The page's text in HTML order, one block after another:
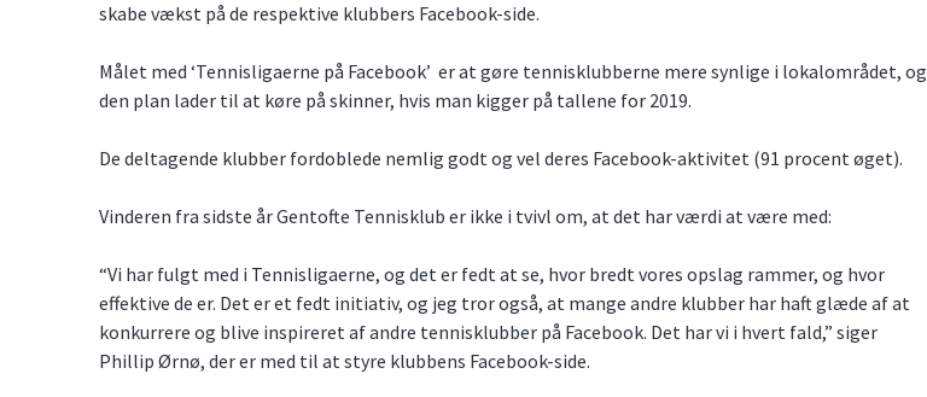
skabe vækst på de respektive klubbers Facebook-side.
Målet med ‘Tennisligaerne på Facebook’ er at gøre tennisklubberne mere synlige i lokalområdet, og
den plan lader til at køre på skinner, hvis man kigger på tallene for 2019.
De deltagende klubber fordoblede nemlig godt og vel deres Facebook-aktivitet (91 procent øget).
Vinderen fra sidste år Gentofte Tennisklub er ikke i tvivl om, at det har værdi at være med:
“Vi har fulgt med i Tennisligaerne, og det er fedt at se, hvor bredt vores opslag rammer, og hvor
effektive de er. Det er et fedt initiativ, og jeg tror også, at mange andre klubber har haft glæde af at
konkurrere og blive inspireret af andre tennisklubber på Facebook. Det har vi i hvert fald,” siger
Phillip Ørnø, der er med til at styre klubbens Facebook-side.